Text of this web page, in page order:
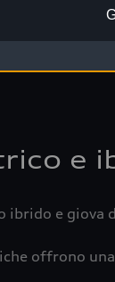
in una
controlli
e
ibrido e giova
offrono